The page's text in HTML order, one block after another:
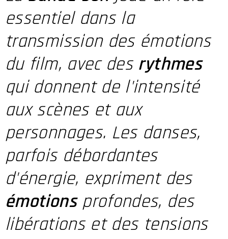
essentiel dans la
transmission des émotions
du film, avec des rythmes
qui donnent de l'intensité
aux scènes et aux
personnages. Les danses,
parfois débordantes
d'énergie, expriment des
émotionsprofondes, des
libérations et des tensions